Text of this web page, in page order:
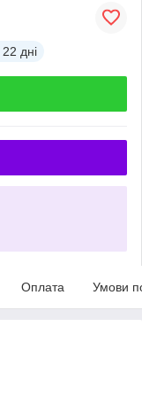
22 дні
Оплата Умови